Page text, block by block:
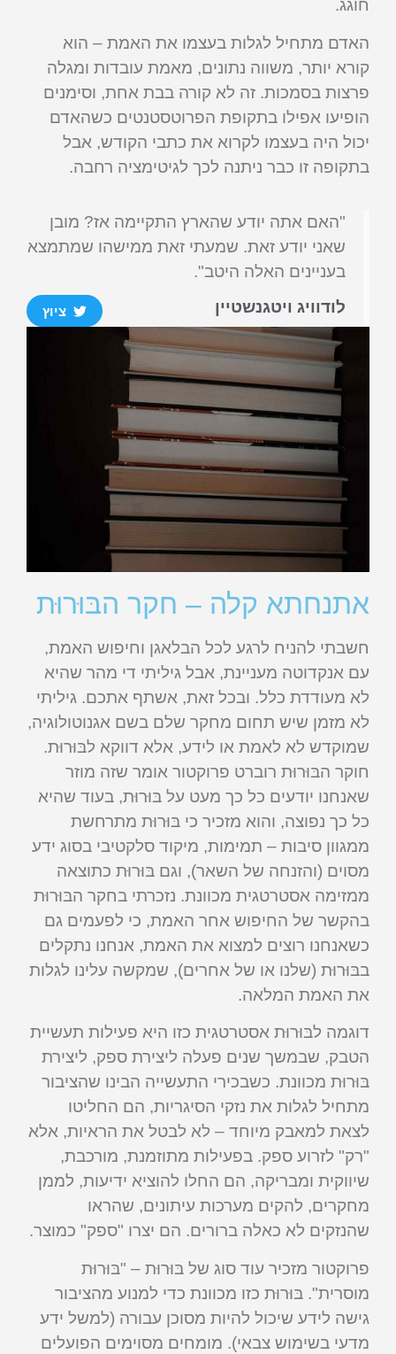
חוגג.
האדם מתחיל לגלות בעצמו את האמת – הוא
קורא יותר, משווה נתונים, מאמת עובדות ומגלה
פרצות בסמכות. זה לא קורה בבת אחת, וסימנים
הופיעו אפילו בתקופת הפרוטסטנטים כשהאדם
יכול היה בעצמו לקרוא את כתבי הקודש, אבל
בתקופה זו כבר ניתנה לכך לגיטימציה רחבה.
"האם אתה יודע שהארץ התקיימה אז? מובן
שאני יודע זאת. שמעתי זאת ממישהו שמתמצא
בעניינים האלה היטב".
לודוויג ויטגנשטיין
ציוץ
אתנחתא קלה – חקר הבּוּרוּת
חשבתי להניח לרגע לכל הבלאגן וחיפוש האמת,
עם אנקדוטה מעניינת, אבל גיליתי די מהר שהיא
לא מעודדת כלל. ובכל זאת, אשתף אתכם. גיליתי
לא מזמן שיש תחום מחקר שלם בשם אגנוטולוגיה,
שמוקדש לא לאמת או לידע, אלא דווקא לבּוּרוּת.
חוקר הבּוּרוּת רוברט פרוקטור אומר שזה מוזר
שאנחנו יודעים כל כך מעט על בּוּרוּת, בעוד שהיא
כל כך נפוצה, והוא מזכיר כי בּוּרוּת מתרחשת
ממגוון סיבות – תמימות, מיקוד סלקטיבי בסוג ידע
מסוים (והזנחה של השאר), וגם בּוּרוּת כתוצאה
ממזימה אסטרטגית מכוונת. נזכרתי בחקר הבּוּרוּת
בהקשר של החיפוש אחר האמת, כי לפעמים גם
כשאנחנו רוצים למצוא את האמת, אנחנו נתקלים
בבּוּרוּת (שלנו או של אחרים), שמקשה עלינו לגלות
את האמת המלאה.
דוגמה לבּוּרוּת אסטרטגית כזו היא פעילות תעשיית
הטבק, שבמשך שנים פעלה ליצירת ספק, ליצירת
בּוּרוּת מכוונת. כשבכירי התעשייה הבינו שהציבור
מתחיל לגלות את נזקי הסיגריות, הם החליטו
לצאת למאבק מיוחד – לא לבטל את הראיות, אלא
"רק" לזרוע ספק. בפעילות מתוזמנת, מורכבת,
שיווקית ומבריקה, הם החלו להוציא ידיעות, לממן
מחקרים, להקים מערכות עיתונים, שהראו
שהנזקים לא כאלה ברורים. הם יצרו "ספק" כמוצר.
פרוקטור מזכיר עוד סוג של בּוּרוּת – "בּוּרוּת
מוסרית". בּוּרוּת כזו מכוונת כדי למנוע מהציבור
גישה לידע שיכול להיות מסוכן עבורה (למשל ידע
מדעי בשימוש צבאי). מומחים מסוימים הפועלים